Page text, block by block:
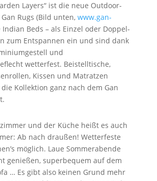
Layers“ ist die neue Outdoor-
Rugs (Bild unten, www.gan-
Indian Beds – als Einzel oder Doppel-
zum Entspannen ein und sind dank
und
wetterfest. Beistelltische,
Kissen und Matratzen
Kollektion ganz nach dem Gan
und der Küche heißt es auch
Ab nach draußen! Wetterfeste
möglich. Laue Sommerabende
genießen, superbequem auf dem
… Es gibt also keinen Grund mehr